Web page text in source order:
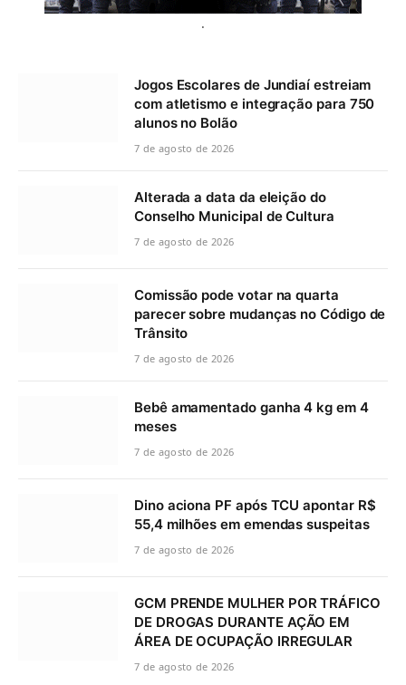
.
Jogos Escolares de Jundiaí estreiam
com atletismo e integração para 750
alunos no Bolão
7 de agosto de 2026
Alterada a data da eleição do
Conselho Municipal de Cultura
7 de agosto de 2026
Comissão pode votar na quarta
parecer sobre mudanças no Código de
Trânsito
7 de agosto de 2026
Bebê amamentado ganha 4 kg em 4
meses
7 de agosto de 2026
Dino aciona PF após TCU apontar R$
55,4 milhões em emendas suspeitas
7 de agosto de 2026
GCM PRENDE MULHER POR TRÁFICO
DE DROGAS DURANTE AÇÃO EM
ÁREA DE OCUPAÇÃO IRREGULAR
7 de agosto de 2026